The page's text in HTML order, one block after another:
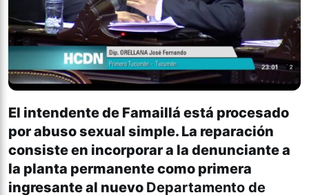
El intendente de Famaillá está procesado
por abuso sexual simple. La reparación
consiste en incorporar a la denunciante a
la planta permanente como primera
ingresante al nuevo Departamento de